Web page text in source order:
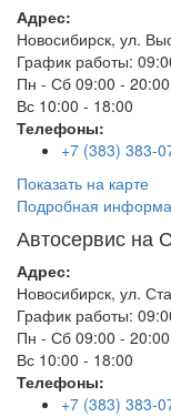
Адрес:
Новосибирск, ул.
График работы:
Пн - Сб 09:00 - 20:00
Вс 10:00 - 18:00
Телефоны:
+7 (383) 383-
Показать на карте
Подробная
Автосервис на
Адрес:
Новосибирск, ул.
График работы:
Пн - Сб 09:00 - 20:00
Вс 10:00 - 18:00
Телефоны:
+7 (383) 383-